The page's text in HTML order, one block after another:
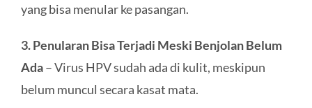
yang bisa menular ke pasangan.
3. Penularan Bisa Terjadi Meski Benjolan Belum
Ada– Virus HPV sudah ada di kulit, meskipun
belum muncul secara kasat mata.